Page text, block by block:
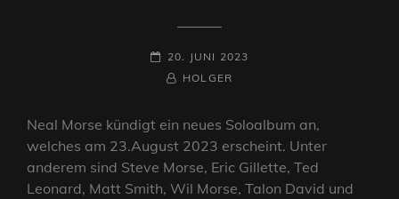
POSTED-
ON
20. JUNI 2023
BY
BYLINEHOLGER
Neal Morse kündigt ein neues Soloalbum an,
welches am 23.August 2023 erscheint. Unter
anderem sind Steve Morse, Eric Gillette, Ted
Leonard, Matt Smith, Wil Morse, Talon David und